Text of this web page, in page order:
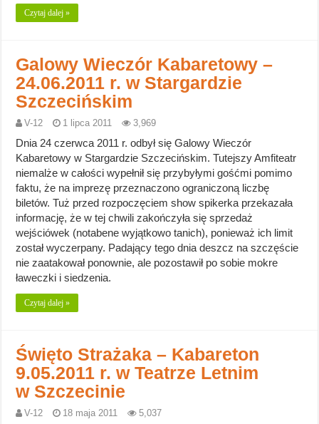
Czytaj dalej »
Galowy Wieczór Kabaretowy –
24.06.2011 r. w Stargardzie
Szczecińskim
V-12 1 lipca 2011 3,969
Dnia 24 czerwca 2011 r. odbył się Galowy Wieczór
Kabaretowy w Stargardzie Szczecińskim. Tutejszy Amfiteatr
niemalże w całości wypełnił się przybyłymi gośćmi pomimo
faktu, że na imprezę przeznaczono ograniczoną liczbę
biletów. Tuż przed rozpoczęciem show spikerka przekazała
informację, że w tej chwili zakończyła się sprzedaż
wejściówek (notabene wyjątkowo tanich), ponieważ ich limit
został wyczerpany. Padający tego dnia deszcz na szczęście
nie zaatakował ponownie, ale pozostawił po sobie mokre
ławeczki i siedzenia.
Czytaj dalej »
Święto Strażaka – Kabareton
9.05.2011 r. w Teatrze Letnim
w Szczecinie
V-12 18 maja 2011 5,037